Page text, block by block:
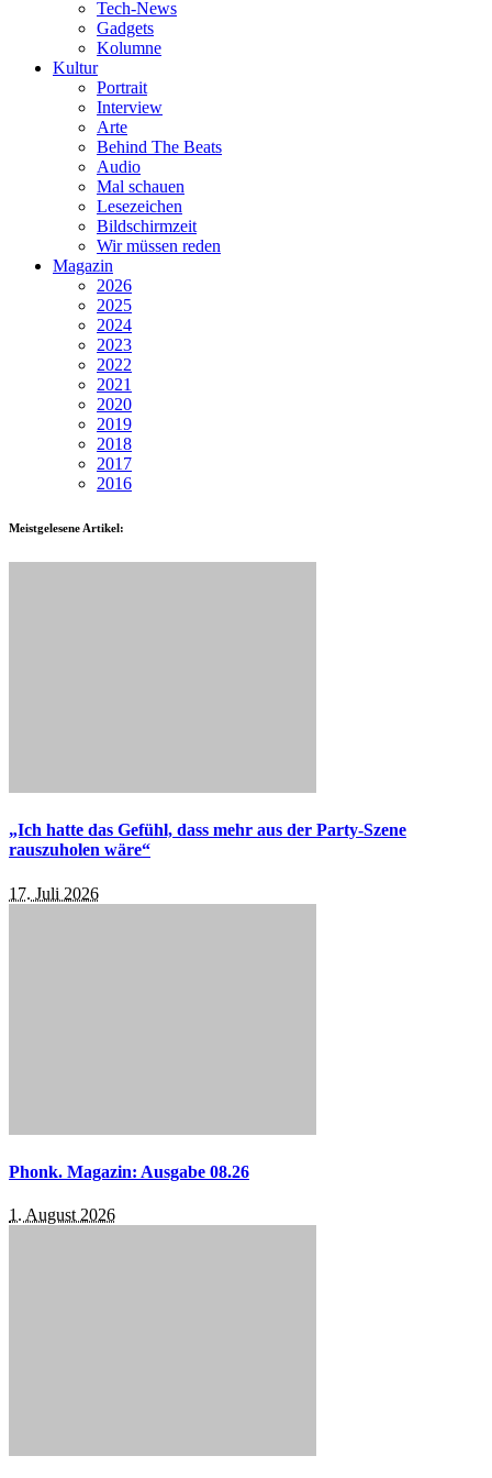
Tech-News
Gadgets
Kolumne
Kultur
Portrait
Interview
Arte
Behind The Beats
Audio
Mal schauen
Lesezeichen
Bildschirmzeit
Wir müssen reden
Magazin
2026
2025
2024
2023
2022
2021
2020
2019
2018
2017
2016
Meistgelesene Artikel:
„Ich hatte das Gefühl, dass mehr aus der Party-Szene
rauszuholen wäre“
17. Juli 2026
Phonk. Magazin: Ausgabe 08.26
1. August 2026